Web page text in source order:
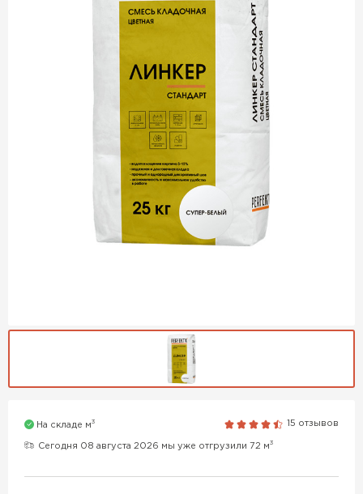
На складе м3 15 отзывов
Сегодня 08 августа 2026 мы уже отгрузили 72 м3
Газобетон (ЕвроАэроБетон)
ПЕРЕЙТИ
Газобетон Аэрок
Газобетон Могилевский КСИ
ПЕРЕЙТИ
ПЕРЕЙТИ
Газобетон H+H
Газобетон Могилевский
Газосиликат
Газобетон Poritep
Газобетон ДСК Грас
Газобетон ВКБлок
Газобетон Аэрок